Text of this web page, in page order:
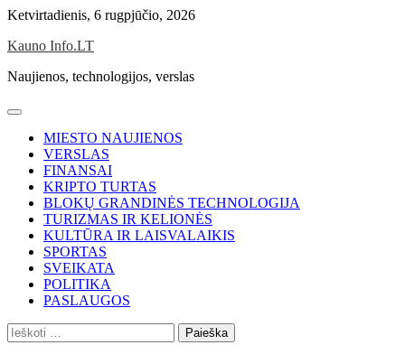
Skip
content
Ketvirtadienis, 6 rugpjūčio, 2026
Kauno Info.LT
Naujienos, technologijos, verslas
MIESTO NAUJIENOS
VERSLAS
FINANSAI
KRIPTO TURTAS
BLOKŲ GRANDINĖS TECHNOLOGIJA
TURIZMAS IR KELIONĖS
KULTŪRA IR LAISVALAIKIS
SPORTAS
SVEIKATA
POLITIKA
PASLAUGOS
Ieškoti: